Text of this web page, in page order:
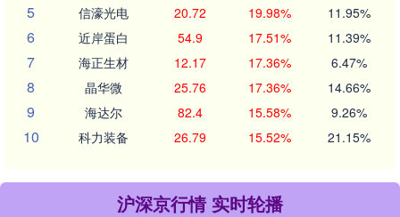
5 信濠光电 20.72 19.98% 11.95%
6 近岸蛋白 54.9 17.51% 11.39%
7 海正生材 12.17 17.36% 6.47%
8 晶华微 25.76 17.36% 14.66%
9 海达尔 82.4 15.58% 9.26%
10 科力装备 26.79 15.52% 21.15%
沪深京行情 实时轮播